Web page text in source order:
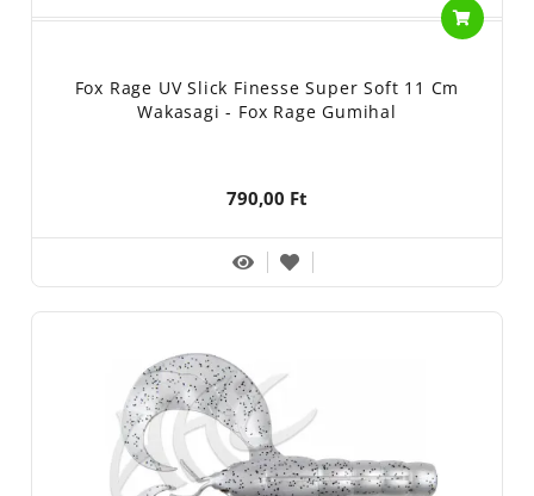
Fox Rage UV Slick Finesse Super Soft 11 Cm
Wakasagi - Fox Rage Gumihal
790,00 Ft